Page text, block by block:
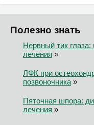
Полезно знать
Нервный тик
лечения »
ЛФК при
позвоночника»
Пяточная шпора:
лечения »